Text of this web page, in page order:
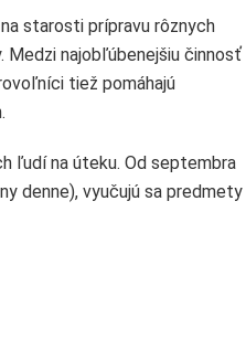
starosti prípravu rôznych
Medzi najobľúbenejšiu činnosť
tiež pomáhajú
ľudí na úteku. Od septembra
denne), vyučujú sa predmety